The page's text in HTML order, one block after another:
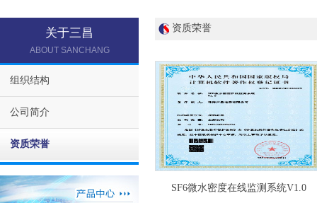
关于三昌
ABOUT SANCHANG
组织结构
公司简介
资质荣誉
资质荣誉
SF6微水密度在线监测系统V1.0